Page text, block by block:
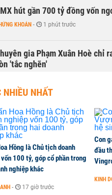
hút gần 700 tỷ đồng vốn
KHOÁN - 1 phút trước
gia Phạm Xuân Hoè chỉ
'tắc nghẽn'
nắm giữ hơn 62.000 tỷ
NGHIỆP - 1 phút trước
cần tăng nắm giữ bao
KHOÁN 1 phút trước
khẩu linh kiện ô tô của
NHIỀU NHẤT
Hồng là Chủ tịch doanh
100 tỷ, góp cổ phần trong
nghiệp khác
- 17 giờ trước
Con
đầu
KINH